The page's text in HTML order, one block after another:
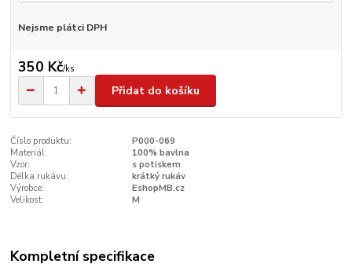
Nejsme plátci DPH
350 Kč/ks
Přidat do košíku
Číslo produktu:
P000-069
Materiál:
100% bavlna
Vzor:
s potiskem
Délka rukávu:
krátký rukáv
Výrobce:
EshopMB.cz
Velikost:
M
Kompletní specifikace